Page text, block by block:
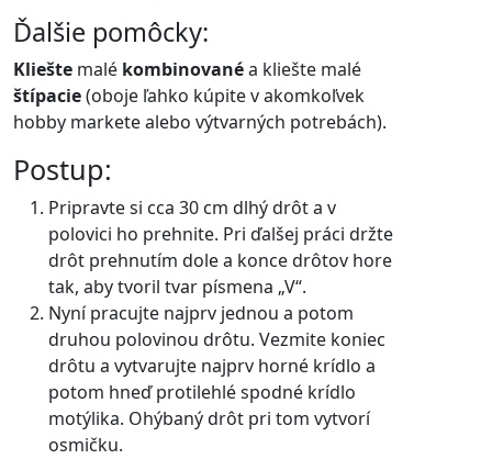
Ďalšie pomôcky:
Kliešte malé kombinovanéa kliešte malé
štípacie(oboje ľahko kúpite v akomkoľvek
hobby markete alebo výtvarných potrebách).
Postup:
Pripravte si cca 30 cm dlhý drôt a v
polovici ho prehnite. Pri ďalšej práci držte
drôt prehnutím dole a konce drôtov hore
tak, aby tvoril tvar písmena „V“.
Nyní pracujte najprv jednou a potom
druhou polovinou drôtu. Vezmite koniec
drôtu a vytvarujte najprv horné krídlo a
potom hneď protilehlé spodné krídlo
motýlika. Ohýbaný drôt pri tom vytvorí
osmičku.